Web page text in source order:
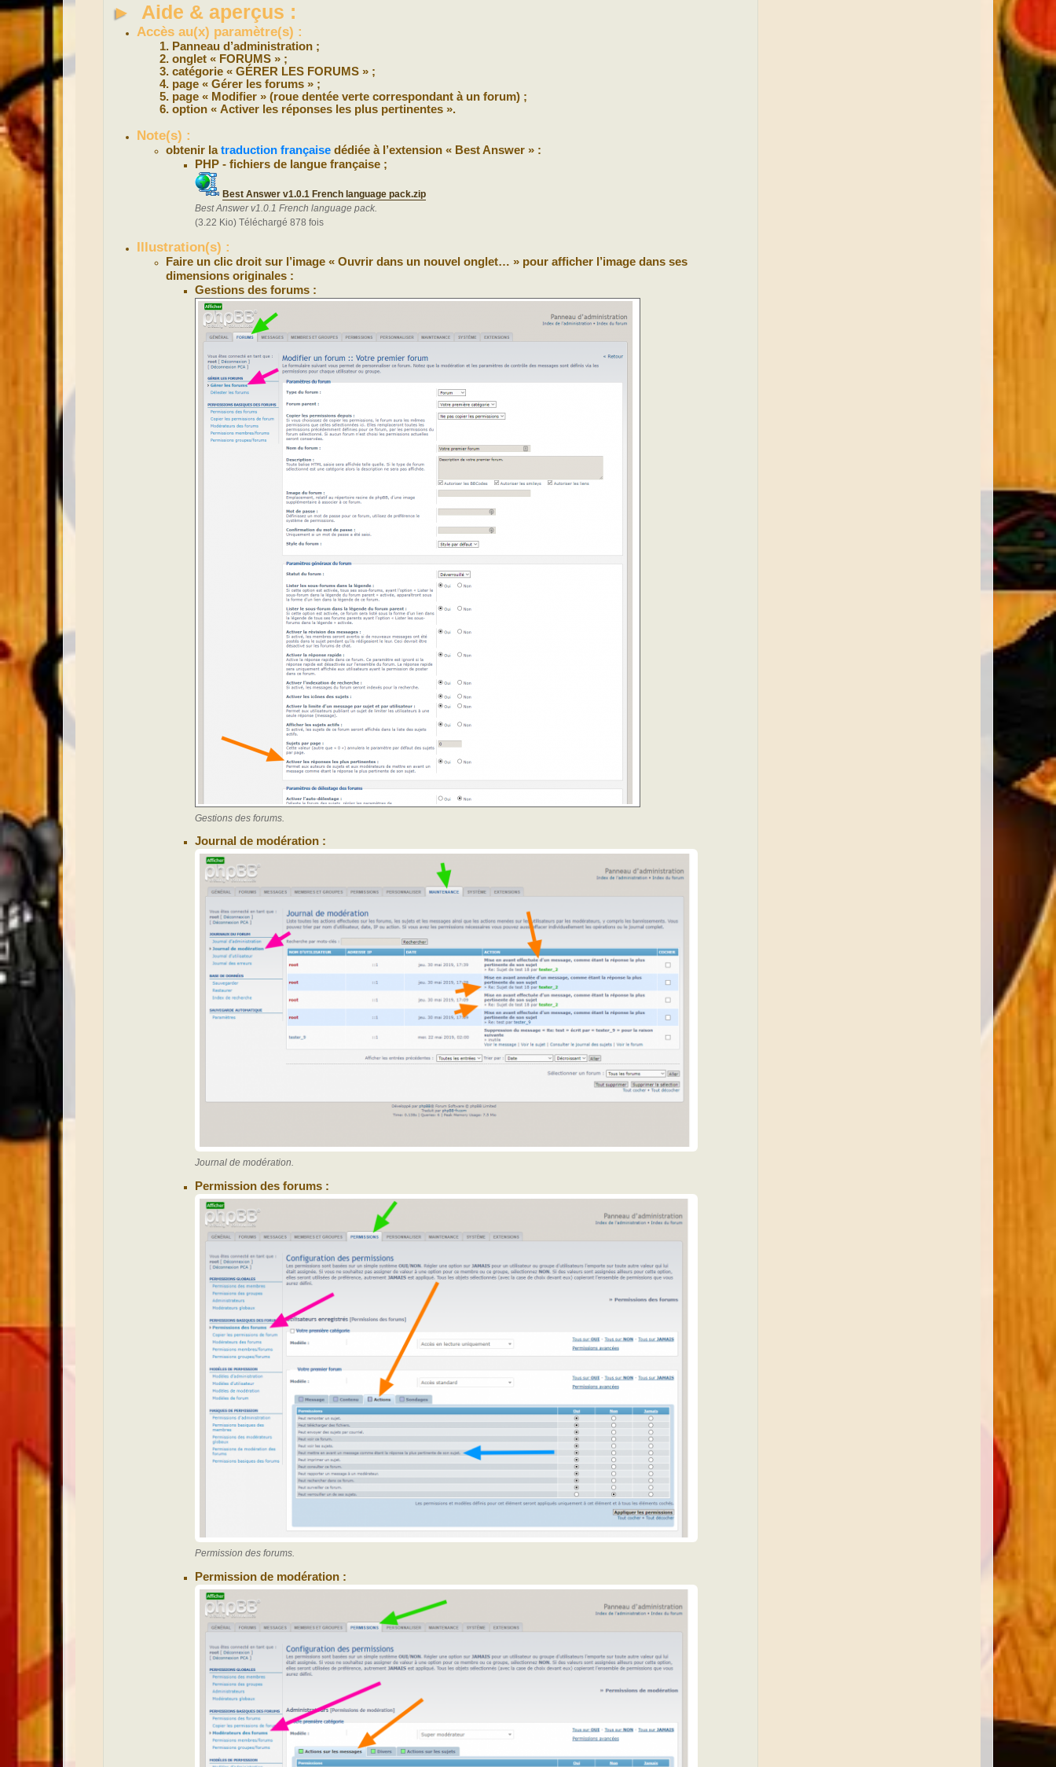
► Aide & aperçus :
Accès au(x) paramètre(s) :
Panneau d’administration ;
onglet « FORUMS » ;
catégorie « GÉRER LES FORUMS » ;
page « Gérer les forums » ;
page « Modifier » (roue dentée verte correspondant à un forum) ;
option « Activer les réponses les plus pertinentes ».
Note(s) :
obtenir latraduction française dédiée à l’extension « Best Answer » :
PHP - fichiers de langue française ;
Best Answer v1.0.1 French language pack.zip
Best Answer v1.0.1 French language pack.
(3.22 Kio) Téléchargé 878 fois
Illustration(s) :
Faire un clic droit sur l’image « Ouvrir dans un nouvel onglet… » pour afficher l’image dans ses
dimensions originales :
Gestions des forums :
Gestions des forums.
Journal de modération :
Journal de modération.
Permission des forums :
Permission des forums.
Permission de modération :